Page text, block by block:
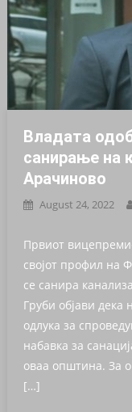
Владата
санирање на
Арачиново
August 24, 2022
Првиот
својот профил на
се санира
Груби објави дека
одлука за
набавка за
оваа општина. За
[…]